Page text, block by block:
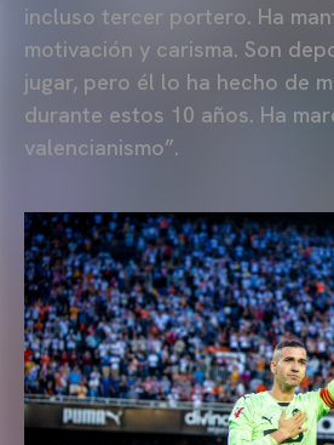
incluso tercer portero. Ha
motivación y carisma. Son
jugar, pero él lo ha hecho de
durante estos 10 años. Ha
valencianismo”.